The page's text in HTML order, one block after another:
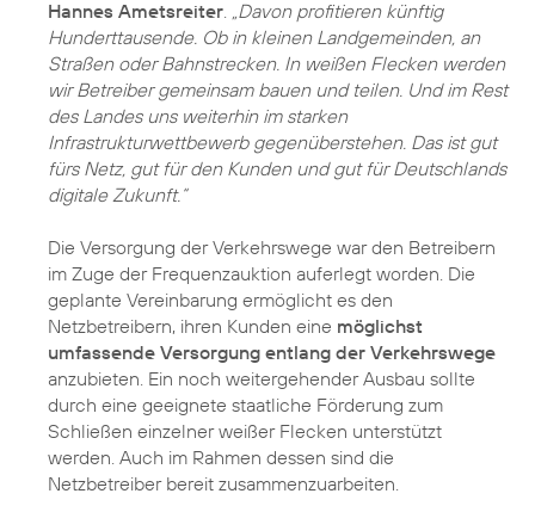
Hannes Ametsreiter. „Davon profitieren künftig
Hunderttausende. Ob in kleinen Landgemeinden, an
Straßen oder Bahnstrecken. In weißen Flecken werden
wir Betreiber gemeinsam bauen und teilen. Und im Rest
des Landes uns weiterhin im starken
Infrastrukturwettbewerb gegenüberstehen. Das ist gut
fürs Netz, gut für den Kunden und gut für Deutschlands
digitale Zukunft.“
Die Versorgung der Verkehrswege war den Betreibern
im Zuge der Frequenzauktion auferlegt worden. Die
geplante Vereinbarung ermöglicht es den
Netzbetreibern, ihren Kunden eine möglichst
umfassende Versorgung entlang der Verkehrswege
anzubieten. Ein noch weitergehender Ausbau sollte
durch eine geeignete staatliche Förderung zum
Schließen einzelner weißer Flecken unterstützt
werden. Auch im Rahmen dessen sind die
Netzbetreiber bereit zusammenzuarbeiten.